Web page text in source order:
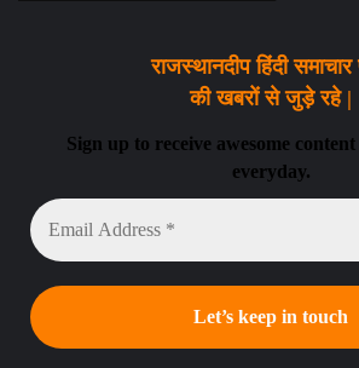
राजस्थानदीप हिंदी
की खबरों से जुड़े रहे |
Sign up to receive awesome
everyday.
Email
Address
*